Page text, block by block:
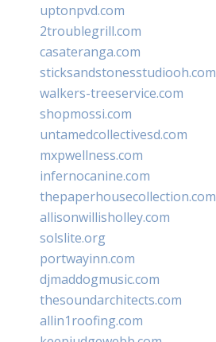
uptonpvd.com
2troublegrill.com
casateranga.com
sticksandstonesstudiooh.com
walkers-treeservice.com
shopmossi.com
untamedcollectivesd.com
mxpwellness.com
infernocanine.com
thepaperhousecollection.com
allisonwillisholley.com
solslite.org
portwayinn.com
djmaddogmusic.com
thesoundarchitects.com
allin1roofing.com